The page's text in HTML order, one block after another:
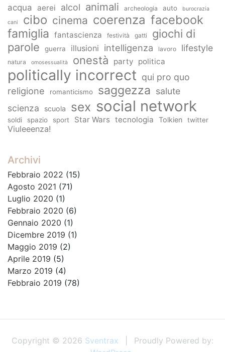
acqua aerei alcol animali archeologia auto burocrazia
cani cibo cinema coerenza facebook
famiglia fantascienza festività gatti
giochi di
parole
guerra illusioni intelligenza lavoro lifestyle
natura omosessualità onestà party politica
politically incorrect qui pro quo
religione romanticismo saggezza salute
scienza
scuola sex social network
soldi spazio sport Star Wars tecnologia Tolkien twitter
Viuleeenza!
Archivi
Febbraio 2022 (15)
Agosto 2021 (71)
Luglio 2020 (1)
Febbraio 2020 (6)
Gennaio 2020 (1)
Dicembre 2019 (1)
Maggio 2019 (2)
Aprile 2019 (5)
Marzo 2019 (4)
Febbraio 2019 (78)
Copyright © 2026 Sventrax
Proudly Powered by: